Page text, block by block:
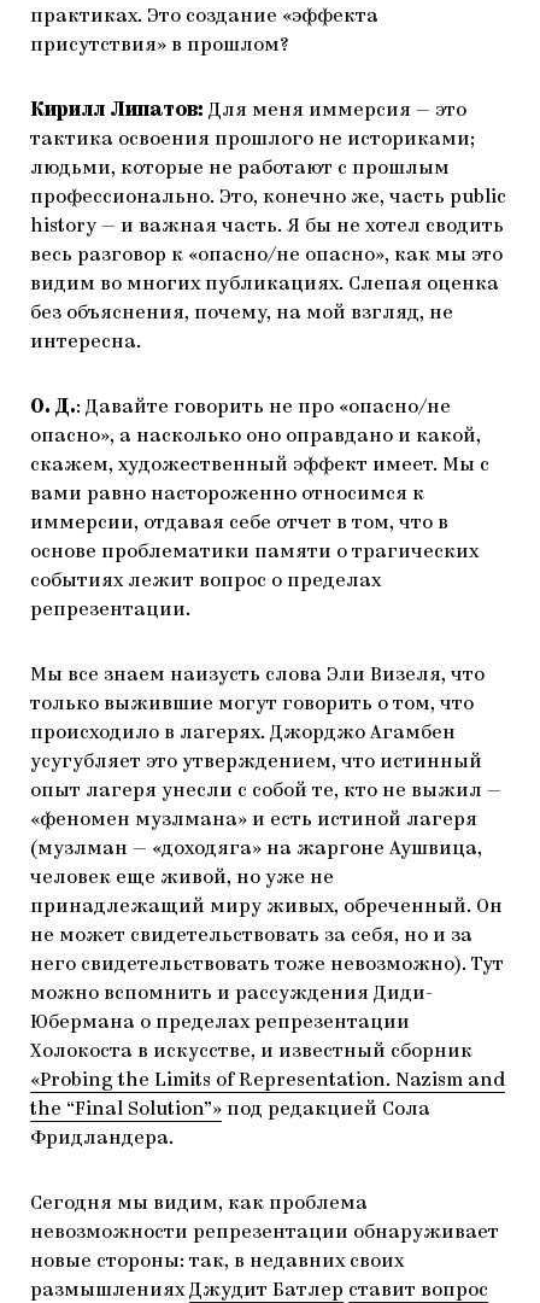
практиках. Это создание «эффекта
присутствия» в прошлом?
Кирилл Липатов: Для меня иммерсия — это
тактика освоения прошлого не историками;
людьми, которые не работают с прошлым
профессионально. Это, конечно же, часть public
history — и важная часть. Я бы не хотел сводить
весь разговор к «опасно/не опасно», как мы это
видим во многих публикациях. Слепая оценка
без объяснения, почему, на мой взгляд, не
интересна.
О. Д.: Давайте говорить не про «опасно/не
опасно», а насколько оно оправдано и какой,
скажем, художественный эффект имеет. Мы с
вами равно настороженно относимся к
иммерсии, отдавая себе отчет в том, что в
основе проблематики памяти о трагических
событиях лежит вопрос о пределах
репрезентации.
Мы все знаем наизусть слова Эли Визеля, что
только выжившие могут говорить о том, что
происходило в лагерях. Джорджо Агамбен
усугубляет это утверждением, что истинный
опыт лагеря унесли с собой те, кто не выжил —
«феномен музлмана» и есть истиной лагеря
(музлман — «доходяга» на жаргоне Аушвица,
человек еще живой, но уже не
принадлежащий миру живых, обреченный. Он
не может свидетельствовать за себя, но и за
него свидетельствовать тоже невозможно). Тут
можно вспомнить и рассуждения Диди-
Юбермана о пределах репрезентации
Холокоста в искусстве, и известный сборник
«Probing the Limits of Representation. Nazism and
the “Final Solution”» под редакцией Сола
Фридландера.
Сегодня мы видим, как проблема
невозможности репрезентации обнаруживает
новые стороны: так, в недавних своих
размышленияхДжудит Батлер ставит вопрос